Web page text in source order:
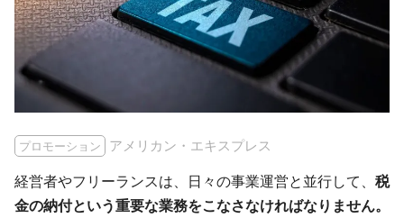
プロモーション アメリカン・エキスプレス
経営者やフリーランスは、日々の事業運営と並行して、 税
金の納付という重要な業務をこなさなければなりません。